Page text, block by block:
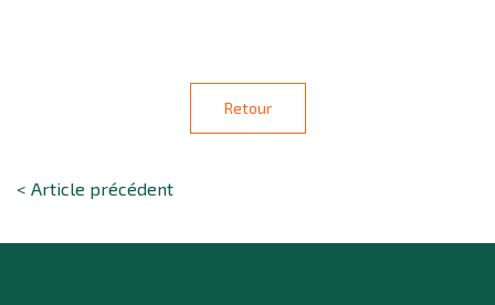
Retour
< Article précédent